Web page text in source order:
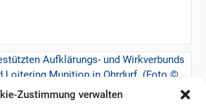
Zustimmung verwalten